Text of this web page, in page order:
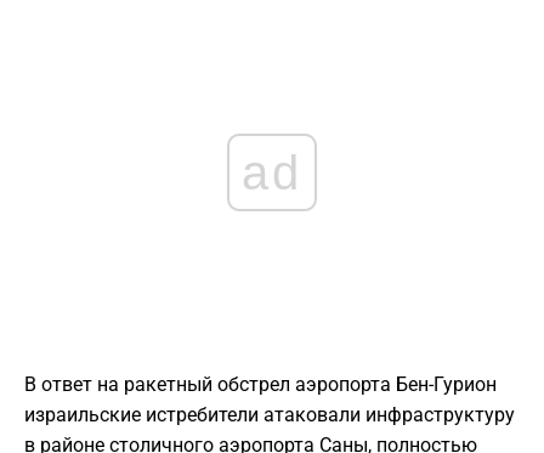
ad
В ответ на ракетный обстрел аэропорта Бен-Гурион
израильские истребители атаковали инфраструктуру
в районе столичного аэропорта Саны, полностью